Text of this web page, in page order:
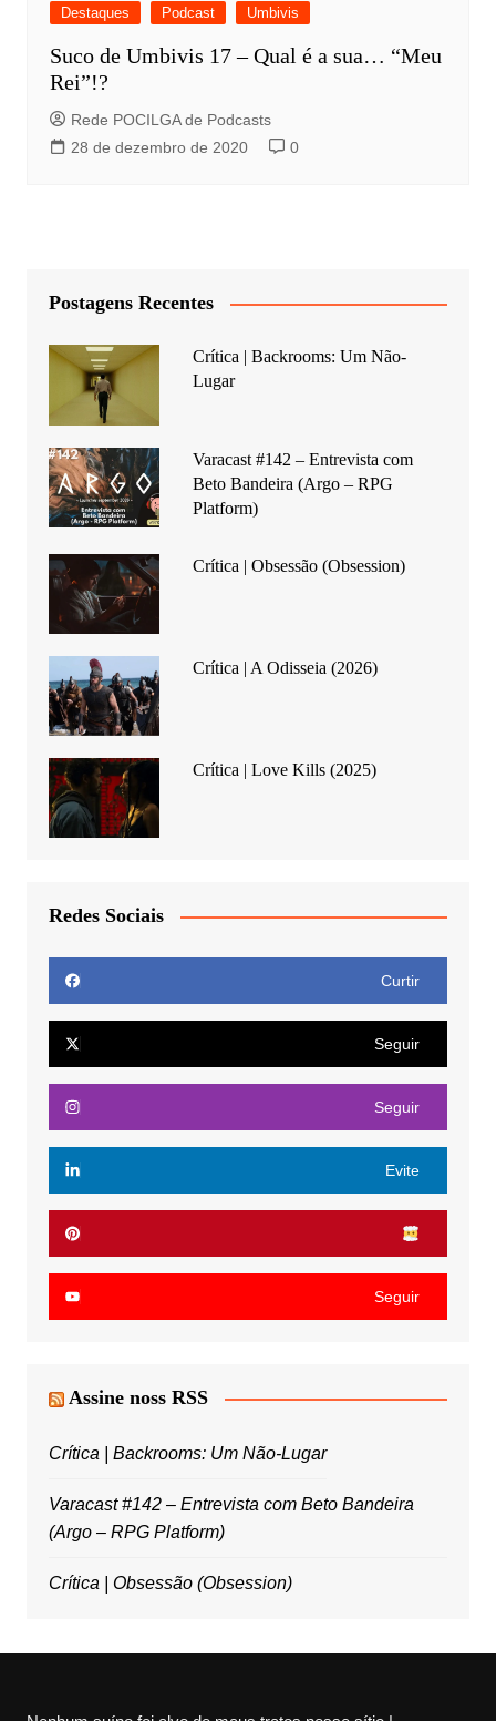
Destaques Podcast Umbivis
Suco de Umbivis 17 – Qual é a sua… “Meu
Rei”!?
Rede POCILGA de Podcasts
28 de dezembro de 2020
0
Postagens Recentes
Crítica | Backrooms: Um Não-
Lugar
Varacast #142 – Entrevista com
Beto Bandeira (Argo – RPG
Platform)
Crítica | Obsessão (Obsession)
Crítica | A Odisseia (2026)
Crítica | Love Kills (2025)
Redes Sociais
Curtir
Seguir
Seguir
Evite
Seguir
Assine noss RSS
Crítica | Backrooms: Um Não-Lugar
Varacast #142 – Entrevista com Beto Bandeira
(Argo – RPG Platform)
Crítica | Obsessão (Obsession)